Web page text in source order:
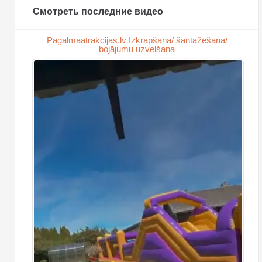
Смотреть последние видео
Pagalmaatrakcijas.lv Izkrāpšana/ šantažēšana/
bojājumu uzvelšana